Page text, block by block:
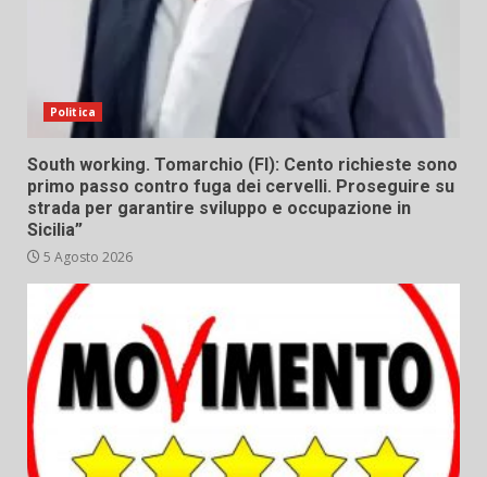
Politica
South working. Tomarchio (FI): Cento richieste sono
primo passo contro fuga dei cervelli. Proseguire su
strada per garantire sviluppo e occupazione in
Sicilia”
5 Agosto 2026